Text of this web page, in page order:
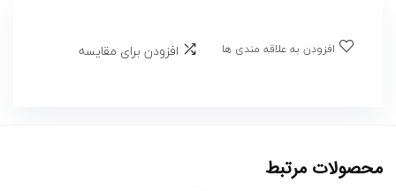
افزودن به علاقه مندی ها افزودن برای مقایسه
محصولات مرتبط